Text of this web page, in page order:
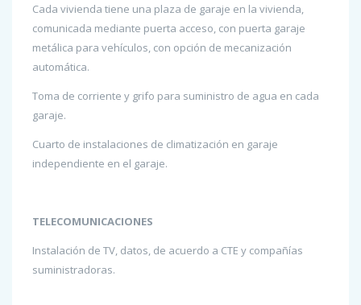
Cada vivienda tiene una plaza de garaje en la vivienda,
comunicada mediante puerta acceso, con puerta garaje
metálica para vehículos, con opción de mecanización
automática.
Toma de corriente y grifo para suministro de agua en cada
garaje.
Cuarto de instalaciones de climatización en garaje
independiente en el garaje.
TELECOMUNICACIONES
Instalación de TV, datos, de acuerdo a CTE y compañías
suministradoras.